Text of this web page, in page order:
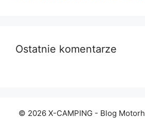
Ostatnie komentarze
© 2026 X-CAMPING - Blog